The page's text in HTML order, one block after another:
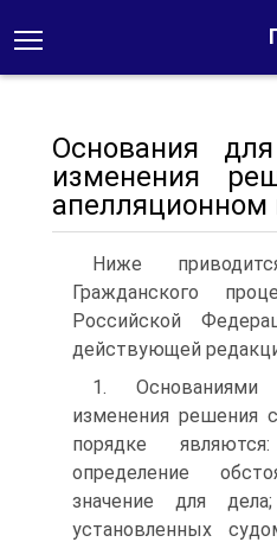
Основания
изменения
апелляционном
Ниже
Гражданского
Российской
действующей
1.
изменения решения
порядке
определение
значение для
установленных